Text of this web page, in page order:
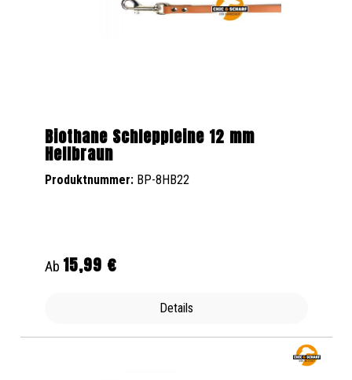
Biothane Schleppleine 12 mm
Hellbraun
Produktnummer: BP-8HB22
Regulärer Preis:
Ab 15,99 €
Details